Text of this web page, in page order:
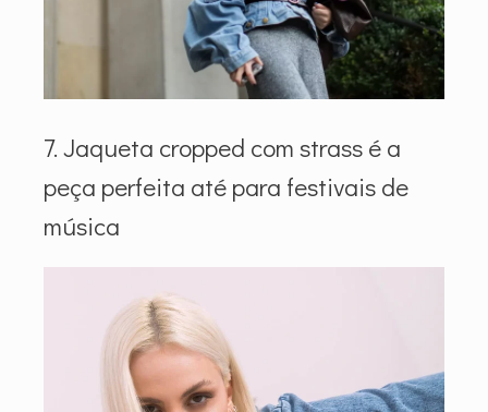
7. Jaqueta cropped com strass é a
peça perfeita até para festivais de
música